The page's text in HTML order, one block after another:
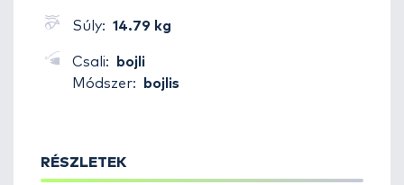
Súly: 14.79 kg
Csali:
bojli
Módszer:
bojlis
RÉSZLETEK